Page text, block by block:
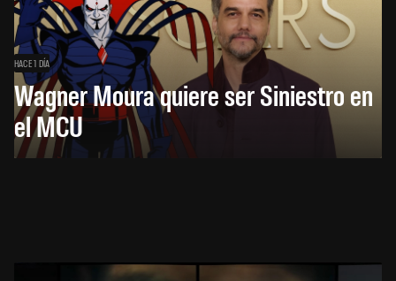
HACE 1 DÍA
Wagner Moura quiere ser Siniestro en
el MCU